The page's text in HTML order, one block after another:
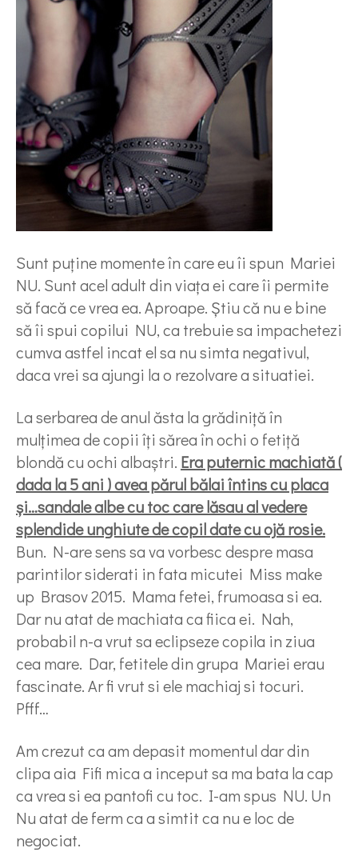
Sunt puține momente în care eu îi spun Mariei
NU. Sunt acel adult din viața ei care îi permite
să facă ce vrea ea. Aproape. Știu că nu e bine
să îi spui copilui NU, ca trebuie sa impachetezi
cumva astfel incat el sa nu simta negativul,
daca vrei sa ajungi la o rezolvare a situatiei.
La serbarea de anul ăsta la grădiniță în
mulțimea de copii îți sărea în ochi o fetiță
blondă cu ochi albaștri. Era puternic machiată (
dada la 5 ani ) avea părul bălai întins cu placa
și…sandale albe cu toc care lăsau al vedere
splendide unghiute de copil date cu ojă rosie.
Bun. N-are sens sa va vorbesc despre masa
parintilor siderati in fata micutei Miss make
up Brasov 2015. Mama fetei, frumoasa si ea.
Dar nu atat de machiata ca fiica ei. Nah,
probabil n-a vrut sa eclipseze copila in ziua
cea mare. Dar, fetitele din grupa Mariei erau
fascinate. Ar fi vrut si ele machiaj si tocuri.
Pfff…
Am crezut ca am depasit momentul dar din
clipa aia Fifi mica a inceput sa ma bata la cap
ca vrea si ea pantofi cu toc. I-am spus NU. Un
Nu atat de ferm ca a simtit ca nu e loc de
negociat.